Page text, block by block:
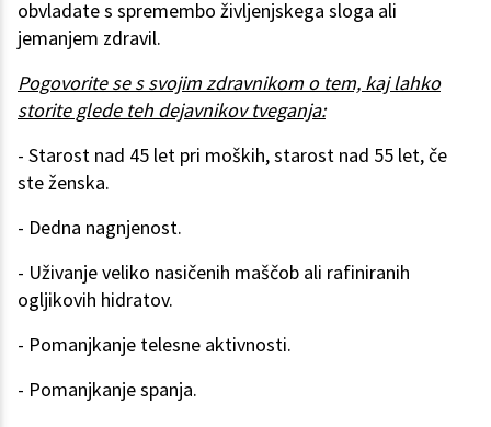
obvladate s spremembo življenjskega sloga ali
jemanjem zdravil.
Pogovorite se s svojim zdravnikom o tem, kaj lahko
storite glede teh dejavnikov tveganja:
- Starost nad 45 let pri moških, starost nad 55 let, če
ste ženska.
- Dedna nagnjenost.
- Uživanje veliko nasičenih maščob ali rafiniranih
ogljikovih hidratov.
- Pomanjkanje telesne aktivnosti.
- Pomanjkanje spanja.